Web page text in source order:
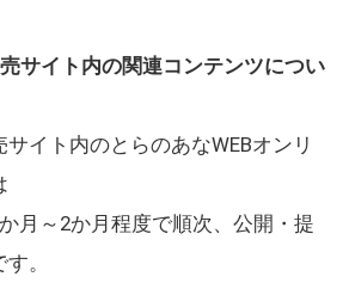
サイト内の関連コンテンツについ
イト内のとらのあなWEBオンリ
月～2か月程度で順次、公開・提
。